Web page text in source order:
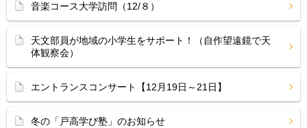
音楽コース大学訪問（12/８）
天文部員が地域の小学生をサポート！（自作望遠鏡で天
体観察会）
エントランスコンサート【12月19日～21日】
冬の「戸高学び塾」のお知らせ